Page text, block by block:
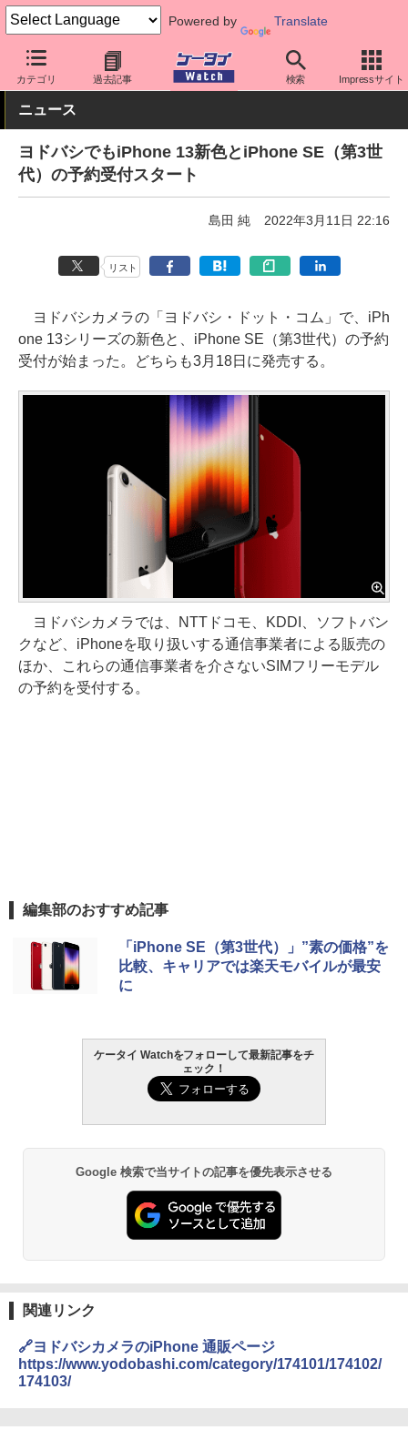
Powered by Translate
カテゴリ 過去記事 検索 Impressサイト
ケータイ Watch OS iPhone (iOS) iPhone本体
ニュース
ヨドバシでもiPhone 13新色とiPhone SE（第3世
代）の予約受付スタート
島田 純 2022年3月11日 22:16
リスト
ヨドバシカメラの「ヨドバシ・ドット・コム」で、iPh
one 13シリーズの新色と、iPhone SE（第3世代）の予約
受付が始まった。どちらも3月18日に発売する。
ヨドバシカメラでは、NTTドコモ、KDDI、ソフトバン
クなど、iPhoneを取り扱いする通信事業者による販売の
ほか、これらの通信事業者を介さないSIMフリーモデル
の予約を受付する。
編集部のおすすめ記事
「iPhone SE（第3世代）」”素の価格”を
比較、キャリアでは楽天モバイルが最安
に
ケータイ Watchをフォローして最新記事をチ
ェック！
Google 検索で当サイトの記事を優先表示させる
関連リンク
🔗ヨドバシカメラのiPhone 通販ページ
https://www.yodobashi.com/category/174101/174102/
174103/